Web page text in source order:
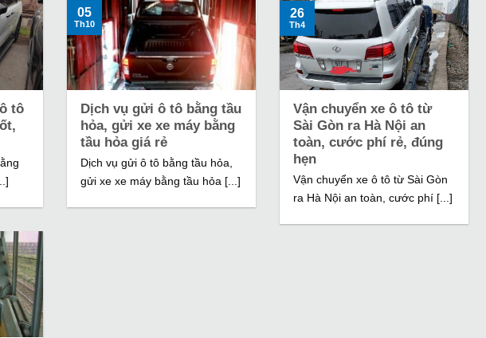
tô
Dịch vụ gửi ô tô bằng tầu
hỏa, gửi xe xe máy bằng
tầu hỏa giá rẻ
Dịch vụ gửi ô tô bằng tầu hỏa,
gửi xe xe máy bằng tầu hỏa [...]
05
Th10
Vận chuyển xe ô tô từ
Sài Gòn ra Hà Nội an
toàn, cước phí rẻ, đúng
hẹn
Vận chuyển xe ô tô từ Sài Gòn
ra Hà Nội an toàn, cước phí [...]
26
Th4